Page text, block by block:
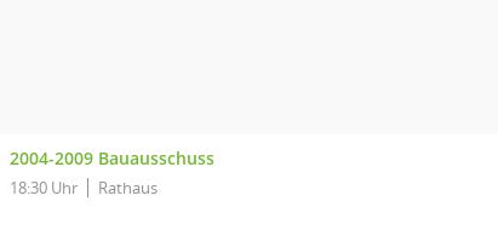
2004-2009 Bauausschuss
18:30 Uhr Rathaus